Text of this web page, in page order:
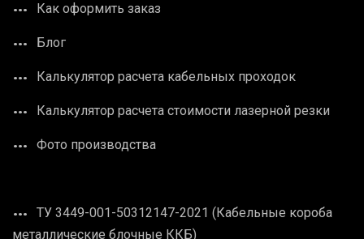
Как оформить заказ
Блог
Калькулятор расчета кабельных проходок
Калькулятор расчета стоимости лазерной резки
Фото производства
ТУ 3449-001-50312147-2021 (Кабельные короба
металлические блочные ККБ)